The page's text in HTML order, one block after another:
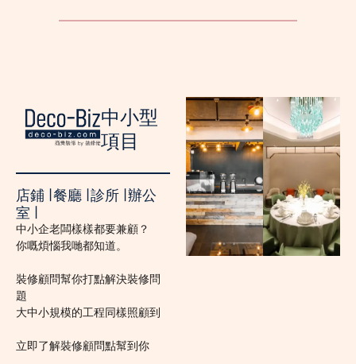
中小型
項目
店鋪 ∣ 餐廳 ∣ 診所 ∣ 辦公
室 ∣
中小企老闆樣樣都要兼顧？
你嘅煩惱我哋都知道。
裝修顧問幫你打點解決裝修問
題
大中小規模的工程同樣照顧到
立即了解裝修顧問點幫到你